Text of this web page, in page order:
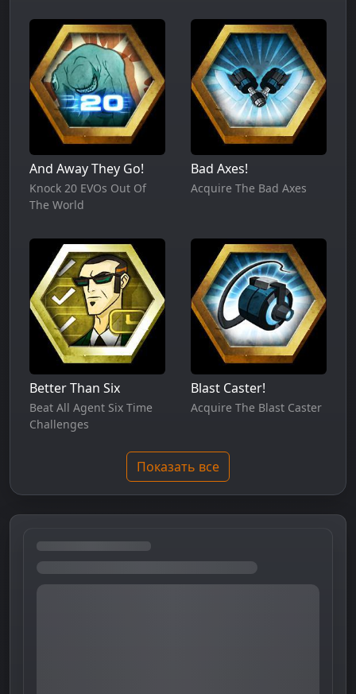
And Away They Go!
Knock 20 EVOs Out Of
The World
Bad Axes!
Acquire The Bad Axes
Better Than Six
Beat All Agent Six Time
Challenges
Blast Caster!
Acquire The Blast Caster
Показать все